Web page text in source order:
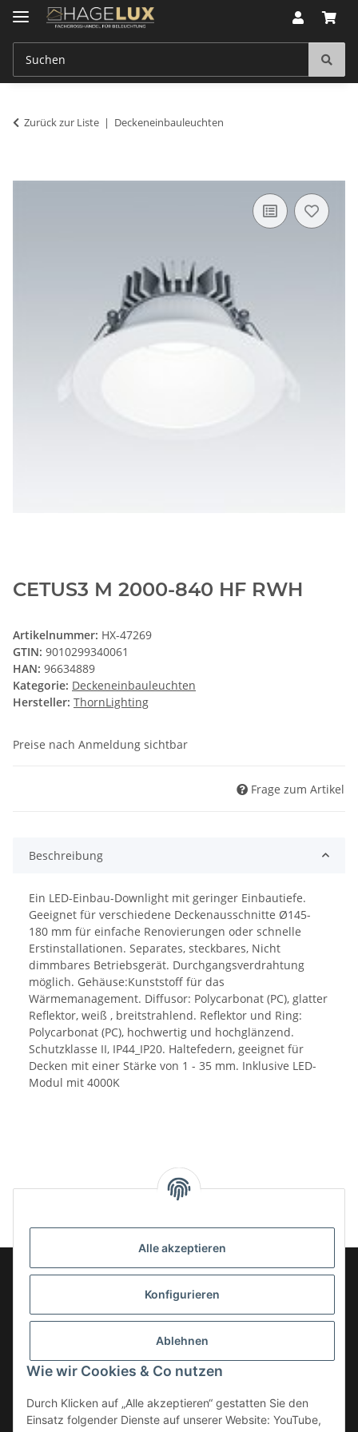
Alle akzeptieren
Konfigurieren
Ablehnen
Wie wir Cookies & Co nutzen
Durch Klicken auf „Alle akzeptieren“ gestatten Sie den
Einsatz folgender Dienste auf unserer Website: YouTube,
Zurück zur Liste Deckeneinbauleuchten
CETUS3 M 2000-840 HF RWH
Artikelnummer: HX-47269
GTIN: 9010299340061
HAN: 96634889
Kategorie: Deckeneinbauleuchten
Hersteller: ThornLighting
Preise nach Anmeldung sichtbar
Frage zum Artikel
Beschreibung
Ein LED-Einbau-Downlight mit geringer Einbautiefe.
Geeignet für verschiedene Deckenausschnitte Ø145-
180 mm für einfache Renovierungen oder schnelle
Erstinstallationen. Separates, steckbares, Nicht
dimmbares Betriebsgerät. Durchgangsverdrahtung
möglich. Gehäuse:Kunststoff für das
Wärmemanagement. Diffusor: Polycarbonat (PC), glatter
Reflektor, weiß , breitstrahlend. Reflektor und Ring:
Polycarbonat (PC), hochwertig und hochglänzend.
Schutzklasse II, IP44_IP20. Haltefedern, geeignet für
Decken mit einer Stärke von 1 - 35 mm. Inklusive LED-
Modul mit 4000K
Gesetzliche Informationen